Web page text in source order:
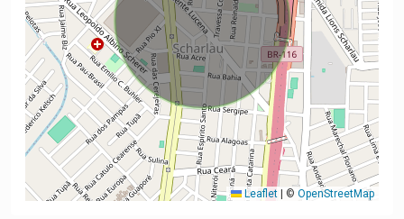
Leaflet © OpenStreetMap